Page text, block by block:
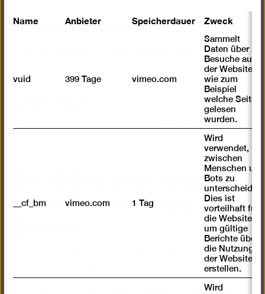
Presseinformation
Pressemitteilung Gernot Wieland (PDF, 316 KB)
in der Berlinischen
Im IBB-Videoraum werden im monatlichen Wechsel
Künstler*innen präsentiert, die durch einen innovativen
Umgang mit den Medien Film und Video aufgefallen
sind. Das Programm umfasst nicht nur etablierte
Name Anbieter Speicherdauer Zweck
vuid 399 Tage vimeo.com
Sammelt
Daten über
Besuche auf
der Website,
wie zum
Beispiel
welche Seiten
gelesen
wurden.
__cf_bm vimeo.com 1 Tag
Wird
verwendet, um
zwischen
Menschen und
Bots zu
unterscheiden.
Dies ist
vorteilhaft für
die Website,
um gültige
Berichte über
die Nutzung
der Website zu
erstellen.
Wird